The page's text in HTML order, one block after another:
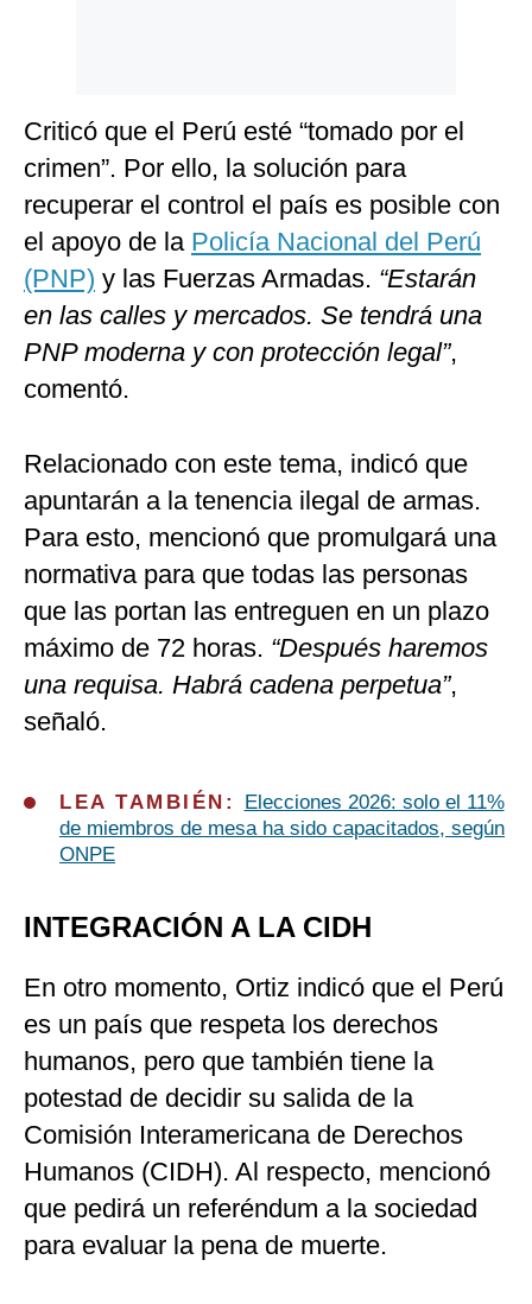
Criticó que el Perú esté “tomado por el
crimen”. Por ello, la solución para
recuperar el control el país es posible con
el apoyo de la Policía Nacional del Perú
(PNP) y las Fuerzas Armadas. “Estarán
en las calles y mercados. Se tendrá una
PNP moderna y con protección legal”,
comentó.
Relacionado con este tema, indicó que
apuntarán a la tenencia ilegal de armas.
Para esto, mencionó que promulgará una
normativa para que todas las personas
que las portan las entreguen en un plazo
máximo de 72 horas. “Después haremos
una requisa. Habrá cadena perpetua”,
señaló.
LEA TAMBIÉN:
Elecciones 2026: solo el 11%
de miembros de mesa ha sido capacitados, según
ONPE
INTEGRACIÓN A LA CIDH
En otro momento, Ortiz indicó que el Perú
es un país que respeta los derechos
humanos, pero que también tiene la
potestad de decidir su salida de la
Comisión Interamericana de Derechos
Humanos (CIDH). Al respecto, mencionó
que pedirá un referéndum a la sociedad
para evaluar la pena de muerte.